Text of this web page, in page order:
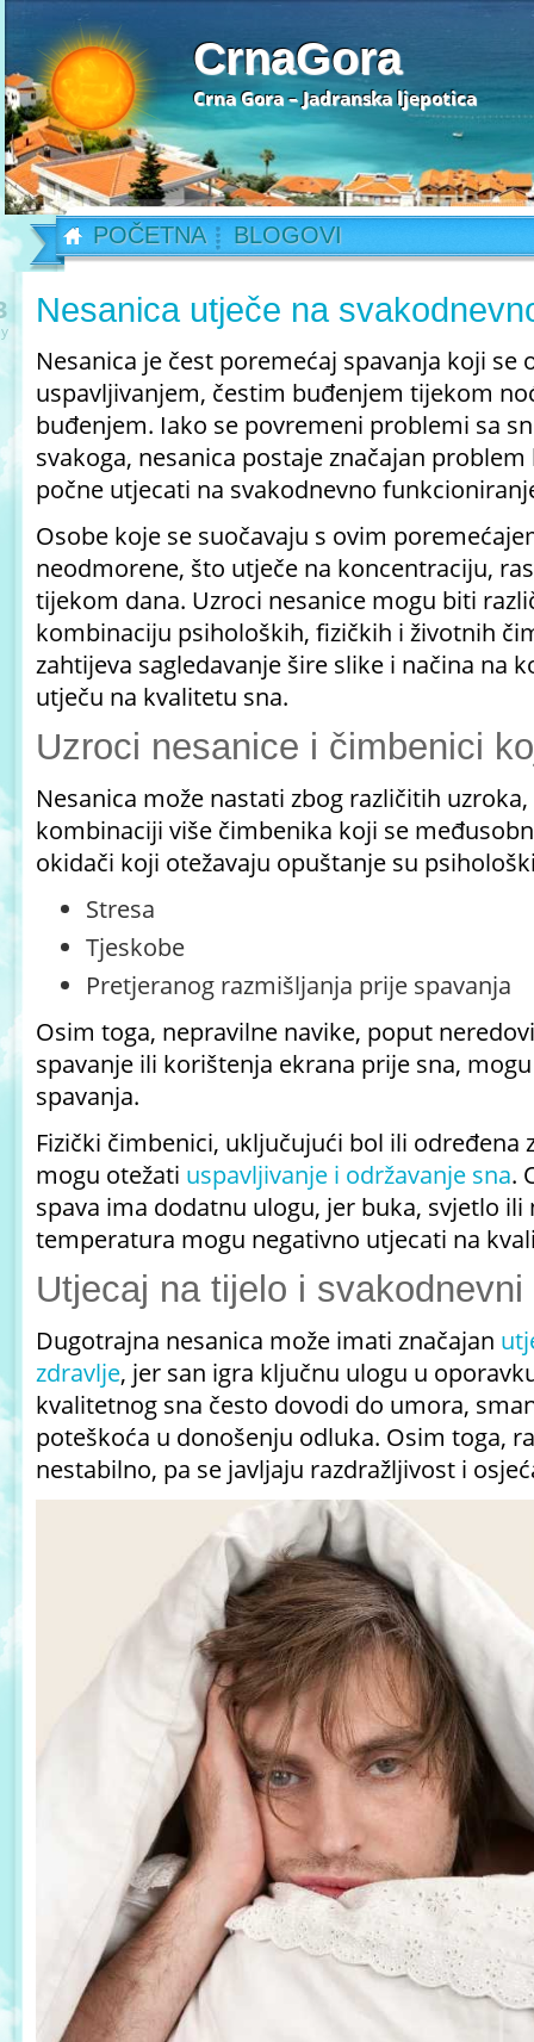
CrnaGora
Crna Gora – Jadranska ljepotica
POČETNA BLOGOVI
Nesanica utječe na
Nesanica je čest poremećaj spavanja koji se
uspavljivanjem, čestim buđenjem tijekom
buđenjem. Iako se povremeni problemi sa
svakoga, nesanica postaje značajan
počne utjecati na svakodnevno
Osobe koje se suočavaju s ovim
neodmorene, što utječe na koncentraciju,
tijekom dana. Uzroci nesanice mogu biti
kombinaciju psiholoških, fizičkih i životnih
zahtijeva sagledavanje šire slike i načina na
utječu na kvalitetu sna.
Uzroci nesanice i čimbenici
Nesanica može nastati zbog različitih
kombinaciji više čimbenika koji se
okidači koji otežavaju opuštanje su
Stresa
Tjeskobe
Pretjeranog razmišljanja prije spavanja
Osim toga, nepravilne navike, poput
spavanje ili korištenja ekrana prije sna,
spavanja.
Fizički čimbenici, uključujući bol ili određena
mogu otežati uspavljivanje i održavanje sna.
spava ima dodatnu ulogu, jer buka, svjetlo ili
temperatura mogu negativno utjecati na
Utjecaj na tijelo i
Dugotrajna nesanica može imati značajan
zdravlje, jer san igra ključnu ulogu u
kvalitetnog sna često dovodi do umora,
poteškoća u donošenju odluka. Osim toga,
nestabilno, pa se javljaju razdražljivost i